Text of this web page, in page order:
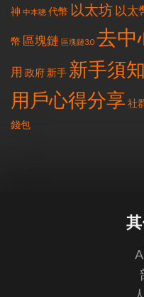
神 中本聰 代幣 以太坊 以太
幣 區塊鏈 區塊鏈3.0 去中
用 政府 新手 新手須知
用戶心得分享 社
錢包